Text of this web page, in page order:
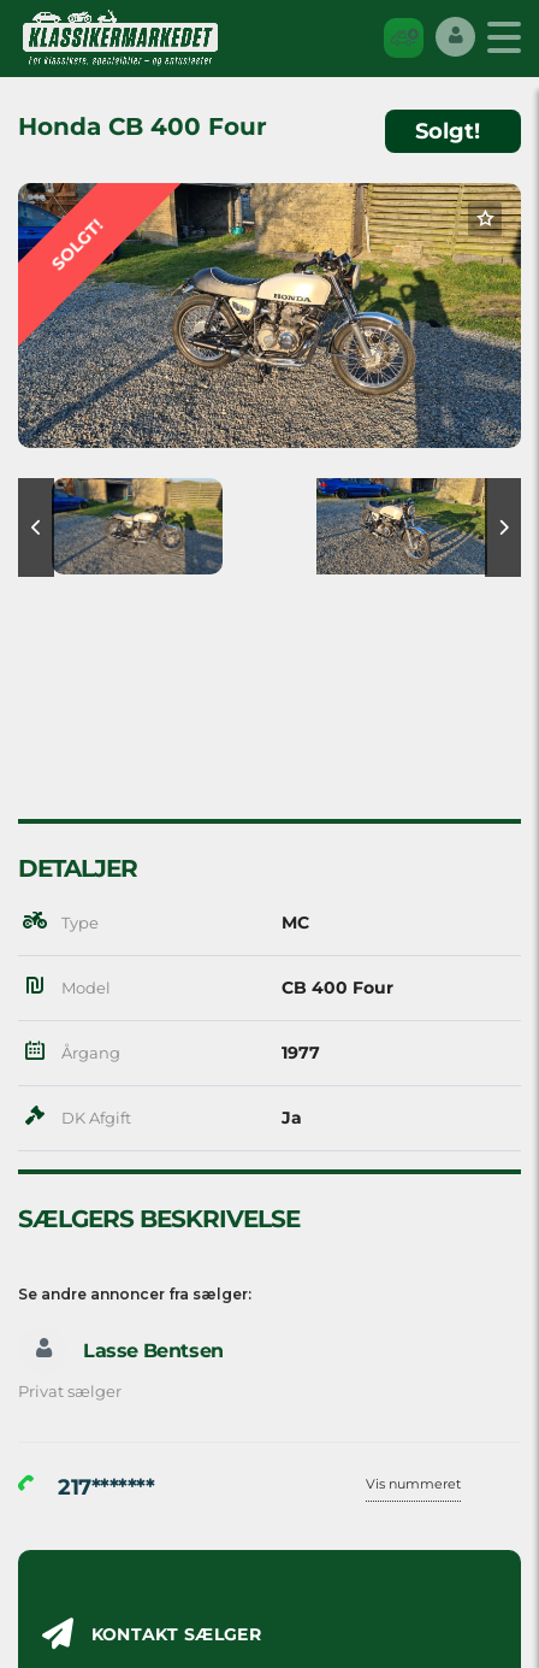
Solgt!
Honda CB 400 Four
SOLGT!
DETALJER
Type MC
Model CB 400 Four
Årgang 1977
DK Afgift Ja
SÆLGERS BESKRIVELSE
Se andre annoncer fra sælger:
Lasse Bentsen
Privat sælger
217******* Vis nummeret
KONTAKT SÆLGER